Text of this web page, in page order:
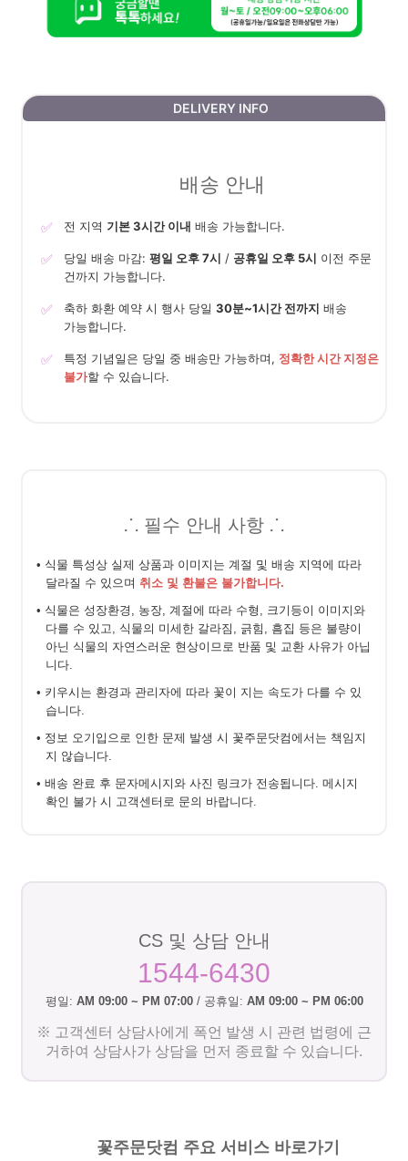
DELIVERY INFO
배송 안내
✅ 전 지역 기본 3시간 이내 배송 가능합니다.
✅ 당일 배송 마감: 평일 오후 7시 / 공휴일 오후 5시 이전 주문
건까지 가능합니다.
✅ 축하 화환 예약 시 행사 당일 30분~1시간 전까지 배송
가능합니다.
✅ 특정 기념일은 당일 중 배송만 가능하며, 정확한 시간 지정은
불가할 수 있습니다.
⸫ 필수 안내 사항 ⸫
• 식물 특성상 실제 상품과 이미지는 계절 및 배송 지역에 따라
달라질 수 있으며 취소 및 환불은 불가합니다.
• 식물은 성장환경, 농장, 계절에 따라 수형, 크기등이 이미지와
다를 수 있고, 식물의 미세한 갈라짐, 긁힘, 흠집 등은 불량이
아닌 식물의 자연스러운 현상이므로 반품 및 교환 사유가 아닙
니다.
• 키우시는 환경과 관리자에 따라 꽃이 지는 속도가 다를 수 있
습니다.
• 정보 오기입으로 인한 문제 발생 시 꽃주문닷컴에서는 책임지
지 않습니다.
• 배송 완료 후 문자메시지와 사진 링크가 전송됩니다. 메시지
확인 불가 시 고객센터로 문의 바랍니다.
CS 및 상담 안내
1544-6430
평일: AM 09:00 ~ PM 07:00 / 공휴일: AM 09:00 ~ PM 06:00
※ 고객센터 상담사에게 폭언 발생 시 관련 법령에 근
거하여 상담사가 상담을 먼저 종료할 수 있습니다.
꽃주문닷컴 주요 서비스 바로가기